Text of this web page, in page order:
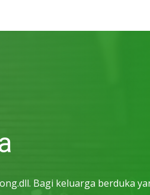
Bagi keluarga berduka